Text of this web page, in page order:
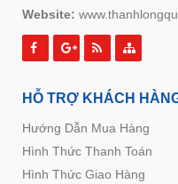
Website:
HỖ TRỢ KHÁCH
Hướng Dẫn Mua Hàng
Hình Thức Thanh Toán
Hình Thức Giao Hàng